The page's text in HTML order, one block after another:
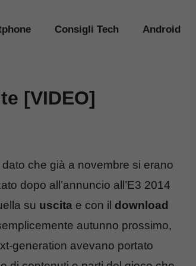
Consigli Tech Android
[VIDEO]
che già a novembre si erano
dopo all’annuncio all’E3 2014
su uscita e con il download
autunno prossimo,
generation avevano portato